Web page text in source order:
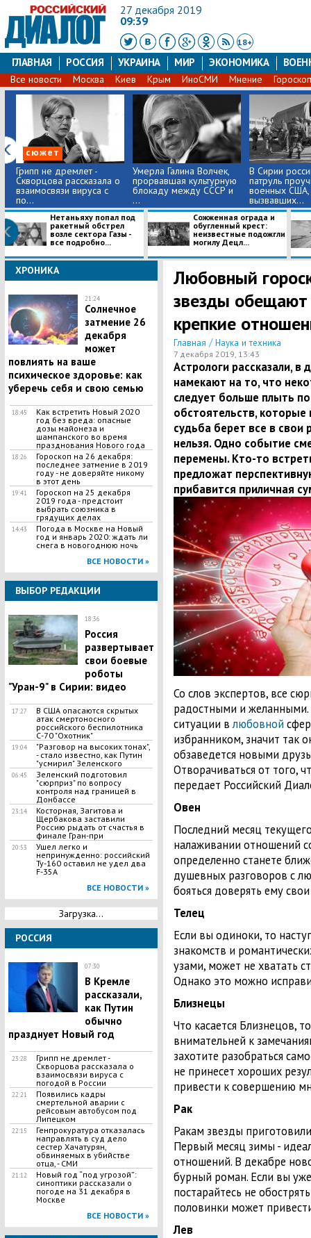
27 декабря 2019
09:39
18+
ГЛАВНАЯ РОССИЯ УКРАИНА МИР ЭКОНОМИКА
Все новости Москва Киев Крым ИноСМИ Мнение
сюжет
Грипп не дремлет -
Скворцова рассказала о
взаимосвязи вируса с
по...
Умерла Галина Волчек,
прорвавшая культурную
блокаду между СССР и
...
В Сирии
патруль
военных США,
вызвавших...
Нетаньяху попал под
ракетный обстрел
возле сектора Газы -
все подробно...
​Сожженная ограда и
обугленный крест:
неизвестные подожгли
могилу Децл...
ХРОНИКА
21:24
Солнечное
затмение 26
декабря
может
повлиять на ваше
психическое здоровье: как
уберечь себя и свою семью
18:45
Как встретить Новый 2020
год без вреда: опасные
дозы майонеза и
шампанского во время
празднования Нового года
18:26
Гороскоп на 26 декабря:
последнее затмение в 2019
году - не доверяйте никому
в этот день
19:41
Гороскоп на 25 декабря
2019 года - предстоит
выбрать союзника в
грядущих делах
14:43
Погода в Москве на Новый
год и январь 2020: ждать ли
снега в новогоднюю ночь
ВСЕ НОВОСТИ »
ВЫБОР РЕДАКЦИИ
18:36
Россия
развертывает
свои боевые
роботы
"Уран-9" в Сирии: видео
17:27
В США опасаются скрытых
атак смертоносного
российского беспилотника
С-70 "Охотник"
19:04
"Разговор на высоких тонах",
- стало известно, как Путин
"усмирил" Зеленского
06:45
Зеленский подготовил
"сюрприз" по вопросу
контроля над границей в
Донбассе
23:14
Косторная, Загитова и
Щербакова заставили
Россию рыдать от счастья в
финале Гран-при
20:53
​Ушел легко и
непринужденно: российский
Ту-160 оставил не удел два
F-35A
ВСЕ НОВОСТИ »
Загрузка...
РОССИЯ
07:30
​В Кремле
рассказали,
как Путин
обычно
празднует Новый год
23:28
Грипп не дремлет -
Скворцова рассказала о
взаимосвязи вируса с
погодой в России
22:21
​Появились кадры
смертельной аварии с
рейсовым автобусом под
Липецком
22:15
Генпрокуратура отказалась
направлять в суд дело
сестер Хачатурян,
обвиняемых в убийстве
отца, - СМИ
21:12
​Новый год “под угрозой”:
синоптики рассказали о
погоде на 31 декабря в
Москве
ВСЕ НОВОСТИ »
Любовный
звезды
крепкие
Главная / Наука и техника
7 декабря 2019, 13:43
Астрологи рассказали,
намекают на то, что
следует больше плыть
обстоятельств, которые
судьба берет все в свои
нельзя. Одно событие
перемены. Кто-то
предложат
прибавится приличная
Со слов экспертов, все
радостными и
ситуации влюбовной
избранником, значит так
обзаведется новыми
Отворачиваться от того,
передает Российский
Овен
Последний месяц
налаживании отношений
определенно станете
душевных разговоров с
бояться доверять ему
Телец
Если вы одиноки, то
знакомств и
узами, может не хватать
Однако это можно
Близнецы
Что касается Близнецов,
внимательней к
захотите разобраться
не принесет хороших
привести к совершению
Рак
Ракам звезды
Первый месяц зимы -
отношений. В декабре
бурный роман. Если вы
постарайтесь не
половинки может
Лев